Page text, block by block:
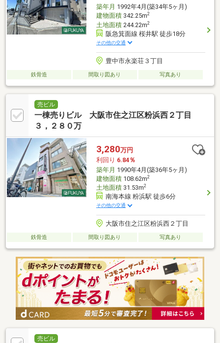
築年月 1992年4月(築34年5ヶ月)
建物面積342.25m2
土地面積244.22m2
阪急箕面線 桜井駅 徒歩18分
その他の交通
豊中市永楽荘３丁目
鉄骨造 間取り図あり 写真あり
売ビル
一棟売りビル 大阪市住之江区粉浜西２丁目
３，２８０万
3,280万円
利回り 6.84％
築年月 1990年4月(築36年5ヶ月)
建物面積108.62m2
土地面積31.53m2
南海本線 粉浜駅 徒歩6分
その他の交通
大阪市住之江区粉浜西２丁目
鉄骨造 間取り図あり 写真あり
売ビル